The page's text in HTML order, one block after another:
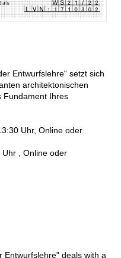
Entwurfslehre“ setzt sich
architektonischen
Fundament Ihres
Uhr, Online oder
, Online oder
Entwurfslehre" deals with a